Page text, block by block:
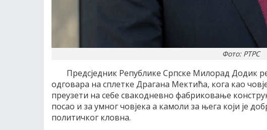
Фото: РТРС
Предсједник Републике Српске Милорад Додик
одговара на сплетке Драгана Мектића, кога као
преузети на себе свакодневно фабриковање
посао и за умног човјека а камоли за њега који је
политичког кловна.